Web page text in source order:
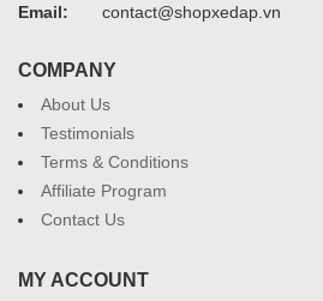
Email:
contact@shopxedap.vn
COMPANY
About Us
Testimonials
Terms & Conditions
Affiliate Program
Contact Us
MY ACCOUNT